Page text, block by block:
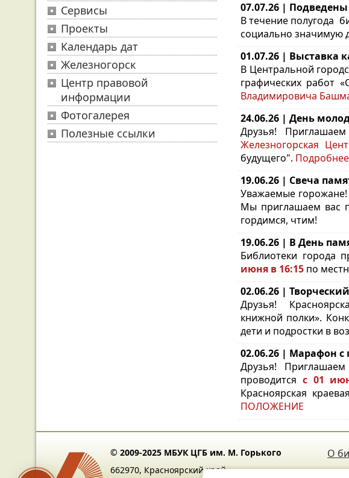
Сервисы
Проекты
Календарь дат
Железногорск
Центр правовой
информации
Фотогалерея
Полезные ссылки
07.07.26 |
В течение полугода
социально значимую
01.07.26 | Выставка
В Центральной
графических работ
Владимировича
24.06.26 | День
Друзья!
Железногорская
будущего". Подробнее
19.06.26 | Свеча
Уважаемые горожане!
Мы приглашаем вас
гордимся, чтим!
19.06.26 | В День
Библиотеки города
июня в 16:15 по
02.06.26 |
Друзья!
книжной полки».
дети и подростки в
02.06.26 | Марафон с
Друзья!
проводится с 01
Красноярская
ПОЛОЖЕНИЕ
© 2009-2025 МБУК ЦГБ им. М. Горького
662970, Красноярский край,
О